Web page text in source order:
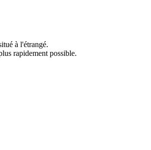
à l'étrangé.
rapidement possible.